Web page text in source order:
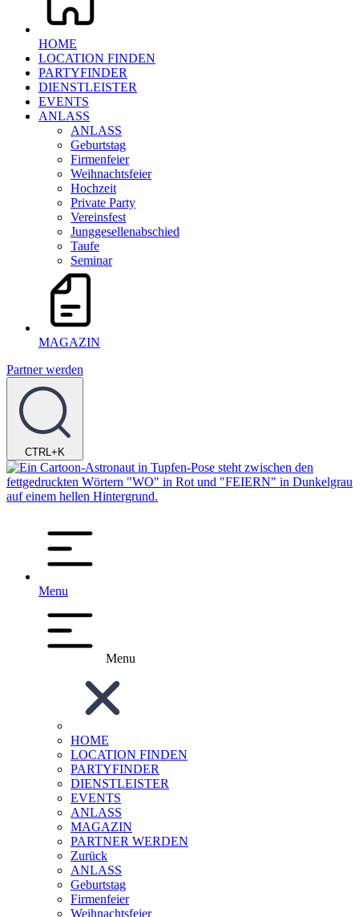
HOME
LOCATION FINDEN
PARTYFINDER
DIENSTLEISTER
EVENTS
ANLASS
ANLASS
Geburtstag
Firmenfeier
Weihnachtsfeier
Hochzeit
Private Party
Vereinsfest
Junggesellenabschied
Taufe
Seminar
MAGAZIN
Partner werden
CTRL+K
Menu
Menu
HOME
LOCATION FINDEN
PARTYFINDER
DIENSTLEISTER
EVENTS
ANLASS
MAGAZIN
PARTNER WERDEN
Zurück
ANLASS
Geburtstag
Firmenfeier
Weihnachtsfeier